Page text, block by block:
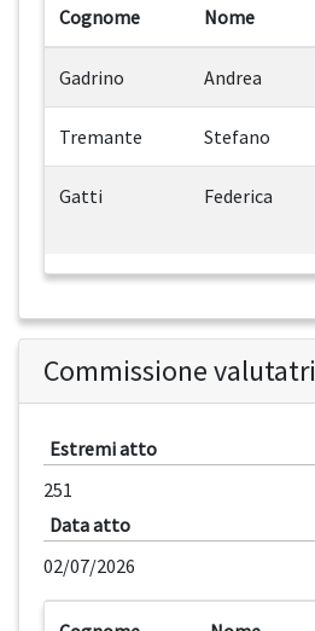
Cognome Nome
Gadrino Andrea
Tremante Stefano
Gatti Federica
Commissione
Estremi atto
251
Data atto
02/07/2026